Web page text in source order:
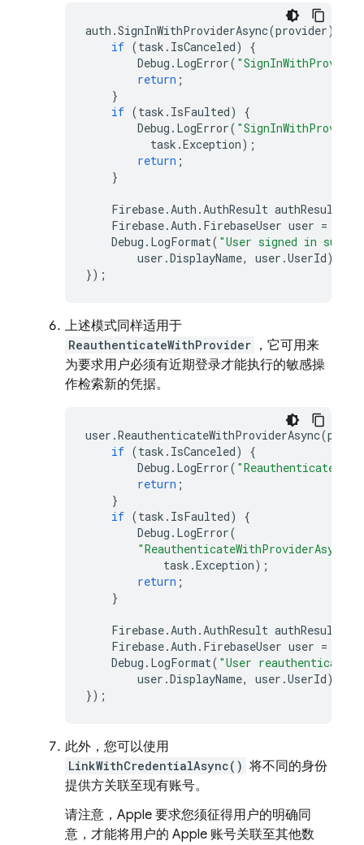
auth .SignInWithProviderAsync(provider).
if (task . IsCanceled)
{
Debug . LogError(
return ;
}
if (task . IsFaulted)
{
Debug . LogError(
task .Exception);
return ;
}
Firebase.Auth .AuthResult authResult
Firebase.Auth . FirebaseUser user =
Debug . LogFormat( "User signed in
user .DisplayName, user .UserId);
});
上述模式同样适用于
ReauthenticateWithProvider ，它可用来
为要求用户必须有近期登录才能执行的敏感操
作检索新的凭据。
user .ReauthenticateWithProviderAsync(
if (task . IsCanceled)
{
Debug . LogError(
return ;
}
if (task . IsFaulted)
{
Debug . LogError(
"ReauthenticateWithProviderAsync
task .Exception);
return ;
}
Firebase.Auth .AuthResult authResult
Firebase.Auth . FirebaseUser user =
Debug . LogFormat( "User
user .DisplayName, user .UserId);
});
此外，您可以使用
LinkWithCredentialAsync() 将不同的身份
提供方关联至现有账号。
请注意，Apple 要求您须征得用户的明确同
意，才能将用户的 Apple 账号关联至其他数